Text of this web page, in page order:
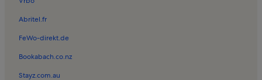
Abritel.fr
FeWo-direkt.de
Bookabach.co.nz
Stayz.com.au